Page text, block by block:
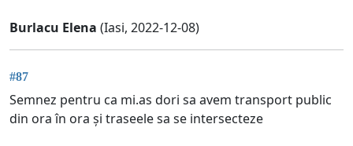
Burlacu Elena (Iasi, 2022-12-08)
#87
Semnez pentru ca mi.as dori sa avem transport public
din ora în ora și traseele sa se intersecteze